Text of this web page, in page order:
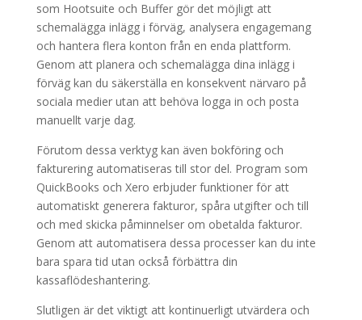
som Hootsuite och Buffer gör det möjligt att
schemalägga inlägg i förväg, analysera engagemang
och hantera flera konton från en enda plattform.
Genom att planera och schemalägga dina inlägg i
förväg kan du säkerställa en konsekvent närvaro på
sociala medier utan att behöva logga in och posta
manuellt varje dag.
Förutom dessa verktyg kan även bokföring och
fakturering automatiseras till stor del. Program som
QuickBooks och Xero erbjuder funktioner för att
automatiskt generera fakturor, spåra utgifter och till
och med skicka påminnelser om obetalda fakturor.
Genom att automatisera dessa processer kan du inte
bara spara tid utan också förbättra din
kassaflödeshantering.
Slutligen är det viktigt att kontinuerligt utvärdera och